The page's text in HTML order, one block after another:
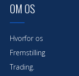
OM OS
Hvorfor os
Fremstilling
Trading.